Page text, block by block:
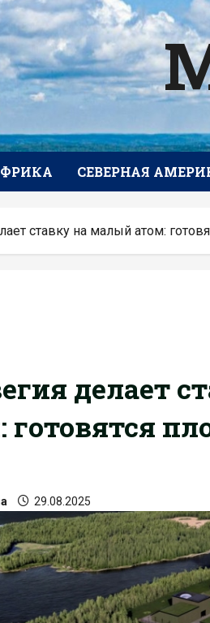
СЕВЕРНАЯ
ставку на малый атом:
делает
готовятся
29.08.2025